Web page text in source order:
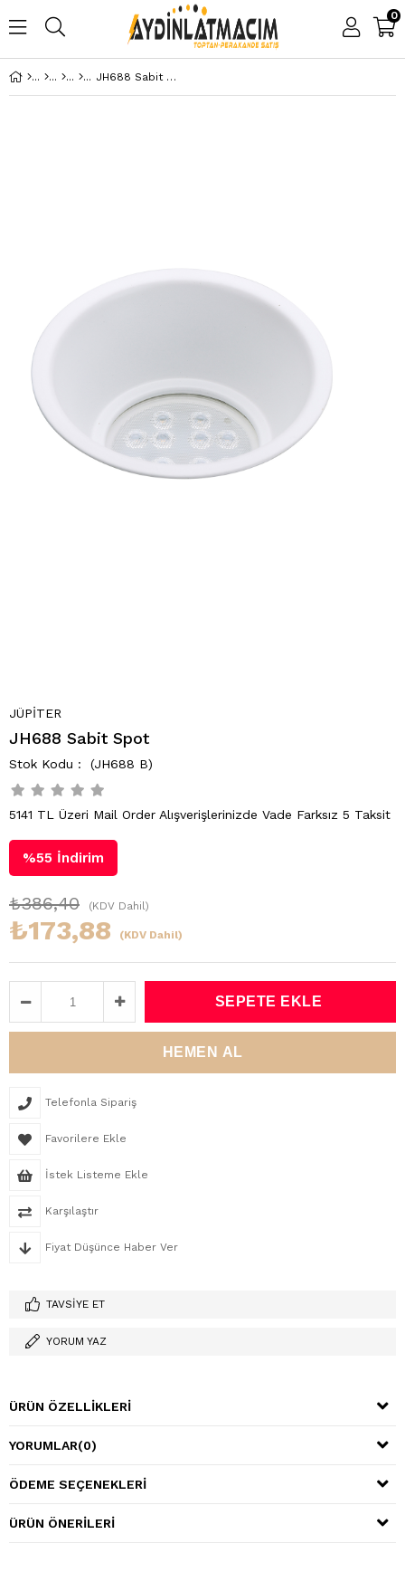
0
JH688 Sabit Spot
JÜPİTER
JH688 Sabit Spot
(JH688 B)
5141 TL Üzeri Mail Order Alışverişlerinizde Vade Farksız 5 Taksit
%55 İndirim
₺386,40 (KDV Dahil)
₺173,88 (KDV Dahil)
Telefonla Sipariş
Favorilere Ekle
İstek Listeme Ekle
Karşılaştır
Fiyat Düşünce Haber Ver
TAVSIYE ET
YORUM YAZ
ÜRÜN ÖZELLIKLERI
YORUMLAR(0)
ÖDEME SEÇENEKLERI
ÜRÜN ÖNERILERI